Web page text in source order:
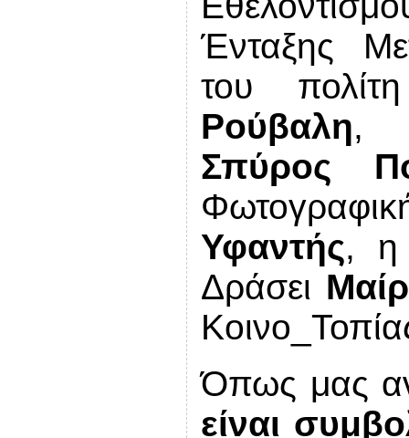
Ένταξης
του
Ρούβαλη,
Σπύρος
Υφαντής, η
Δράσει
Όπως μας
είναι